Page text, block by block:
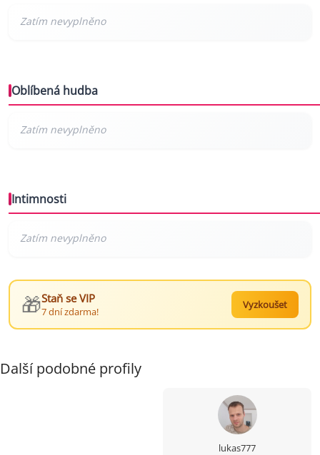
Oblíbená hudba
Intimnosti
🎁Staň se VIP
7 dní zdarma!
Vyzkoušet
Další podobné profily
lukas777